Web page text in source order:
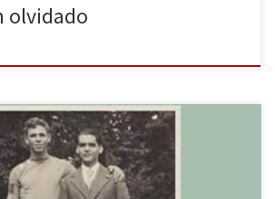
olvidado
poeta y su amante americano de Patricia A.